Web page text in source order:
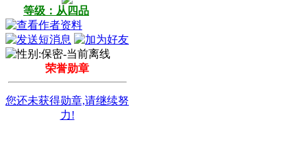
等级：从四品
荣誉勋章
您还未获得勋章,请继续努
力!